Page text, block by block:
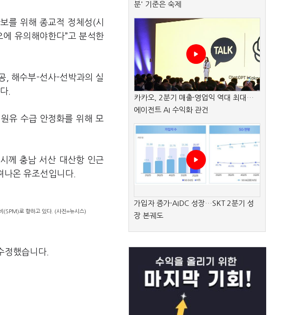
를 위해 종교적 정체성(시
유의해야한다”고 분석한
, 해수부-선사-선박과의 실
.
유 수급 안정화를 위해 모
께 충남 서산 대산항 인근
온 유조선입니다.
(SPM)로 향하고 있다. (사진=뉴시스)
정했습니다.
분' 기준은 숙제
카카오, 2분기 매출·영업익 역대 최대…
에이전트 AI 수익화 관건
가입자 증가·AIDC 성장…SKT 2분기 성
장 본궤도